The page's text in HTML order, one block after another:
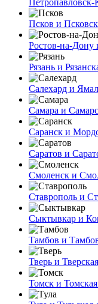
Псков и
Ростов-на-Дону
Рязань и
Салехард и
Самара и
Саранск и
Саратов и
Смоленск и
Ставрополь и
Сыктывкар и
Тамбов и
Тверь и
Томск и Томская